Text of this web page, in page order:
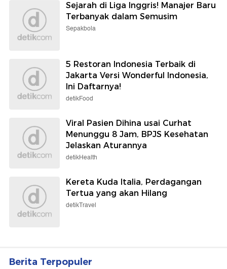
Sejarah di Liga Inggris! Manajer Baru
Terbanyak dalam Semusim
Sepakbola
5 Restoran Indonesia Terbaik di
Jakarta Versi Wonderful Indonesia,
Ini Daftarnya!
detikFood
Viral Pasien Dihina usai Curhat
Menunggu 8 Jam, BPJS Kesehatan
Jelaskan Aturannya
detikHealth
Kereta Kuda Italia, Perdagangan
Tertua yang akan Hilang
detikTravel
Berita Terpopuler